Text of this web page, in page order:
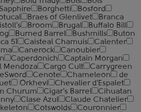
Borghetti
Bosford
Braes of Glenlivet
Branca
Broom Brugal
Buffalo Bill
Burned Barrel Bushmills
Buton
51 Caisteal Chamuis
Calenter
Canerock
Canoubier
Caperdonich
Captain Morgan
Mendoza Cargo Cult
Carrygreen
Cenote Chameleon
de
Orkhevi
Chevalier d'Espalet
Churum Cigar's Barrel
Cihuatan
Clase Azul
Claude Chatelier
Cotswolds
Couronnier